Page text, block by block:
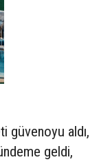
güvenoyu aldı,
geldi,